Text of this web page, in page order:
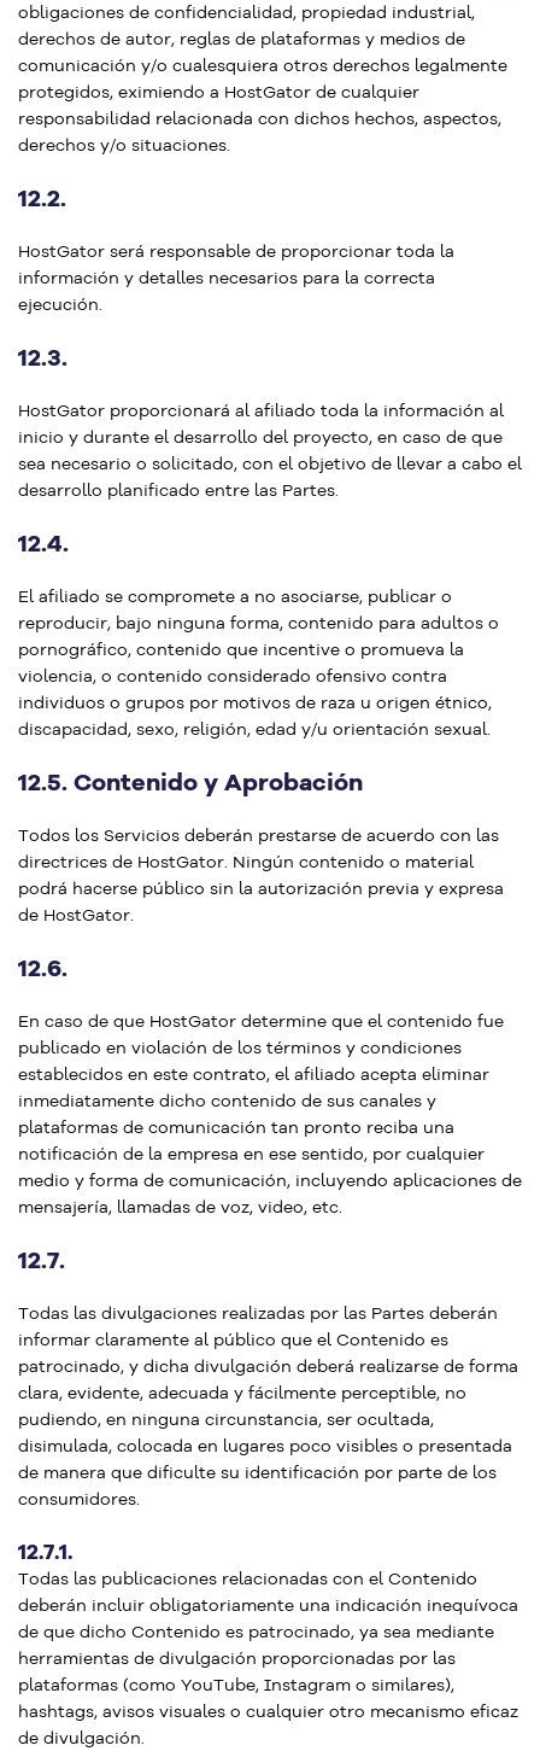
obligaciones de confidencialidad, propiedad industrial,
derechos de autor, reglas de plataformas y medios de
comunicación y/o cualesquiera otros derechos legalmente
protegidos, eximiendo a HostGator de cualquier
responsabilidad relacionada con dichos hechos, aspectos,
derechos y/o situaciones.
12.2.
HostGator será responsable de proporcionar toda la
información y detalles necesarios para la correcta
ejecución.
12.3.
HostGator proporcionará al afiliado toda la información al
inicio y durante el desarrollo del proyecto, en caso de que
sea necesario o solicitado, con el objetivo de llevar a cabo el
desarrollo planificado entre las Partes.
12.4.
El afiliado se compromete a no asociarse, publicar o
reproducir, bajo ninguna forma, contenido para adultos o
pornográfico, contenido que incentive o promueva la
violencia, o contenido considerado ofensivo contra
individuos o grupos por motivos de raza u origen étnico,
discapacidad, sexo, religión, edad y/u orientación sexual.
12.5. Contenido y Aprobación
Todos los Servicios deberán prestarse de acuerdo con las
directrices de HostGator. Ningún contenido o material
podrá hacerse público sin la autorización previa y expresa
de HostGator.
12.6.
En caso de que HostGator determine que el contenido fue
publicado en violación de los términos y condiciones
establecidos en este contrato, el afiliado acepta eliminar
inmediatamente dicho contenido de sus canales y
plataformas de comunicación tan pronto reciba una
notificación de la empresa en ese sentido, por cualquier
medio y forma de comunicación, incluyendo aplicaciones de
mensajería, llamadas de voz, video, etc.
12.7.
Todas las divulgaciones realizadas por las Partes deberán
informar claramente al público que el Contenido es
patrocinado, y dicha divulgación deberá realizarse de forma
clara, evidente, adecuada y fácilmente perceptible, no
pudiendo, en ninguna circunstancia, ser ocultada,
disimulada, colocada en lugares poco visibles o presentada
de manera que dificulte su identificación por parte de los
consumidores.
12.7.1.
Todas las publicaciones relacionadas con el Contenido
deberán incluir obligatoriamente una indicación inequívoca
de que dicho Contenido es patrocinado, ya sea mediante
herramientas de divulgación proporcionadas por las
plataformas (como YouTube, Instagram o similares),
hashtags, avisos visuales o cualquier otro mecanismo eficaz
de divulgación.